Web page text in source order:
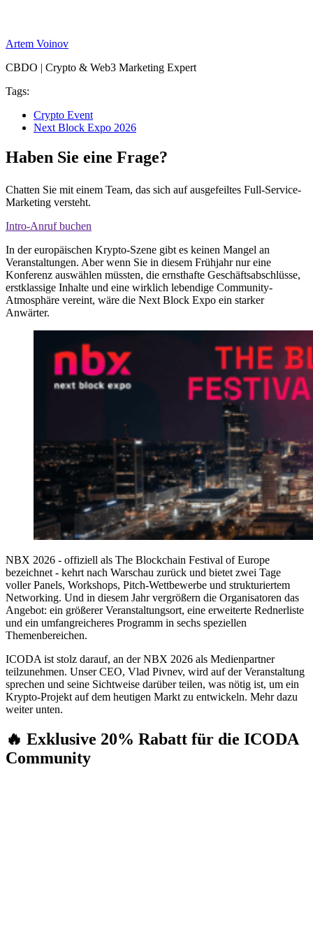
Artem Voinov
CBDO | Crypto & Web3 Marketing Expert
Tags:
Crypto Event
Next Block Expo 2026
Haben Sie eine Frage?
Chatten Sie mit einem Team, das sich auf ausgefeiltes Full-Service-
Marketing versteht.
Intro-Anruf buchen
In der europäischen Krypto-Szene gibt es keinen Mangel an
Veranstaltungen. Aber wenn Sie in diesem Frühjahr nur eine
Konferenz auswählen müssten, die ernsthafte Geschäftsabschlüsse,
erstklassige Inhalte und eine wirklich lebendige Community-
Atmosphäre vereint, wäre die Next Block Expo ein starker
Anwärter.
NBX 2026 - offiziell als The Blockchain Festival of Europe
bezeichnet - kehrt nach Warschau zurück und bietet zwei Tage
voller Panels, Workshops, Pitch-Wettbewerbe und strukturiertem
Networking. Und in diesem Jahr vergrößern die Organisatoren das
Angebot: ein größerer Veranstaltungsort, eine erweiterte Rednerliste
und ein umfangreicheres Programm in sechs speziellen
Themenbereichen.
ICODA ist stolz darauf, an der NBX 2026 als Medienpartner
teilzunehmen. Unser CEO, Vlad Pivnev, wird auf der Veranstaltung
sprechen und seine Sichtweise darüber teilen, was nötig ist, um ein
Krypto-Projekt auf dem heutigen Markt zu entwickeln. Mehr dazu
weiter unten.
🔥 Exklusive 20% Rabatt für die ICODA
Community